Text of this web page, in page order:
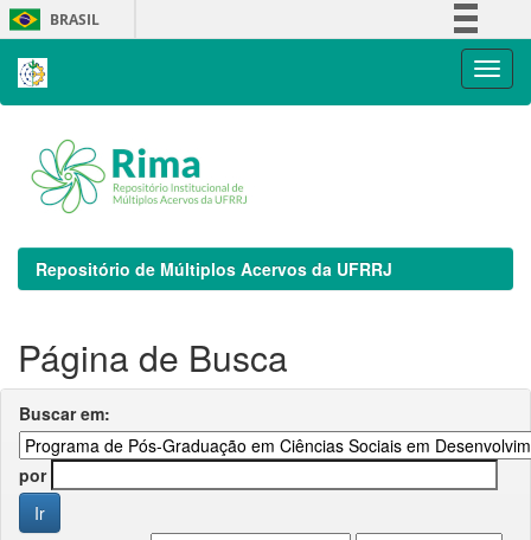
Skip
navigation
BRASIL
Repositório de Múltiplos Acervos da UFRRJ
Página de Busca
Buscar em:
por